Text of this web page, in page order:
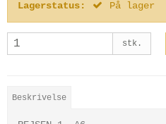
Lagerstatus: På lager
stk.
Beskrivelse